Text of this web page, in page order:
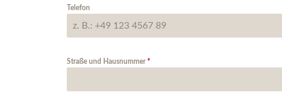
Telefon
Straße und Hausnummer*